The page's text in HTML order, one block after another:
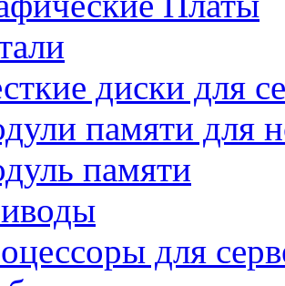
диски для
памяти для
памяти
для